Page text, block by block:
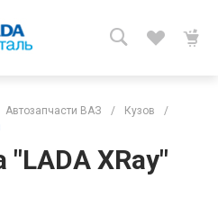
Автозапчасти ВАЗ / Кузов
/
XRay"